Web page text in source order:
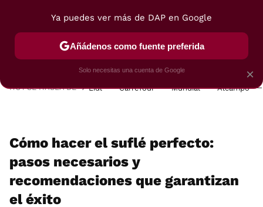
POSTRES VIAJES SELECCIÓN VEGUI
HOY SE HABLA DE Lidl Carrefour Mundial Alcampo
Cómo hacer el suflé perfecto:
pasos necesarios y
recomendaciones que garantizan
el éxito
×
Ya puedes ver más de DAP en Google
Añádenos como fuente preferida
Solo necesitas una cuenta de Google